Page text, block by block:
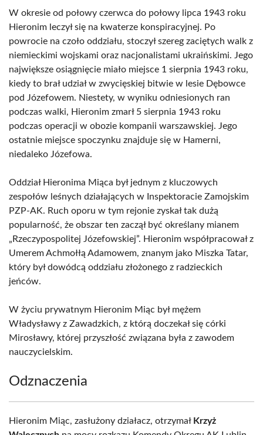
W okresie od połowy czerwca do połowy lipca 1943 roku
Hieronim leczył się na kwaterze konspiracyjnej. Po
powrocie na czoło oddziału, stoczył szereg zaciętych walk z
niemieckimi wojskami oraz nacjonalistami ukraińskimi. Jego
największe osiągnięcie miało miejsce 1 sierpnia 1943 roku,
kiedy to brał udział w zwycięskiej bitwie w lesie Dębowce
pod Józefowem. Niestety, w wyniku odniesionych ran
podczas walki, Hieronim zmarł 5 sierpnia 1943 roku
podczas operacji w obozie kompanii warszawskiej. Jego
ostatnie miejsce spoczynku znajduje się w Hamerni,
niedaleko Józefowa.
Oddział Hieronima Miąca był jednym z kluczowych
zespołów leśnych działających w Inspektoracie Zamojskim
PZP-AK. Ruch oporu w tym rejonie zyskał tak dużą
popularność, że obszar ten zaczął być określany mianem
„Rzeczypospolitej Józefowskiej”. Hieronim współpracował z
Umerem Achmołłą Adamowem, znanym jako Miszka Tatar,
który był dowódcą oddziału złożonego z radzieckich
jeńców.
W życiu prywatnym Hieronim Miąc był mężem
Władysławy z Zawadzkich, z którą doczekał się córki
Mirosławy, której przyszłość związana była z zawodem
nauczycielskim.
Odznaczenia
Hieronim Miąc, zasłużony działacz, otrzymał Krzyż